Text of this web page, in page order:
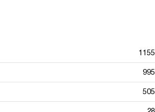
1155
995
505